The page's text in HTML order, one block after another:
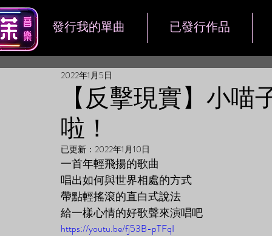
發行我的單曲 已發行作品
【反擊現實】小
啦！
2022年1月5日
已更新： 2022年1月10日
一首年輕飛揚的歌曲
唱出如何與世界相處的方式
帶點輕搖滾的直白式說法
給一樣心情的好歌聲來演唱吧
https://youtu.be/fj53B-pTFqI